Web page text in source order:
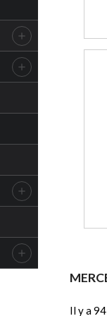




Il y a